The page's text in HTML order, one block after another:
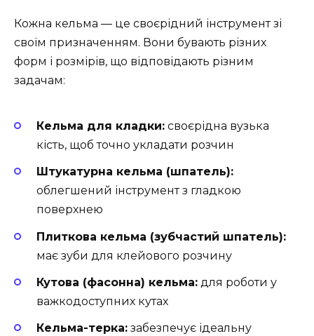
Кожна кельма — це своєрідний інструмент зі
своїм призначенням. Вони бувають різних
форм і розмірів, що відповідають різним
задачам:
Кельма для кладки: своєрідна вузька
кість, щоб точно укладати розчин
Штукатурна кельма (шпатель):
облегшений інструмент з гладкою
поверхнею
Плиткова кельма (зубчастий шпатель):
має зуби для клейового розчину
Кутова (фасонна) кельма: для роботи у
важкодоступних кутах
Кельма-терка: забезпечує ідеальну